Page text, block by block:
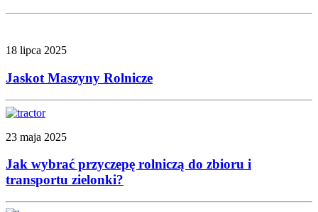
18 lipca 2025
Jaskot Maszyny Rolnicze
23 maja 2025
Jak wybrać przyczepę rolniczą do zbioru i
transportu zielonki?